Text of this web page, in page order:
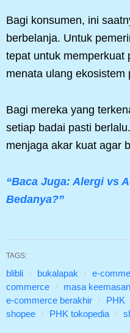
Bagi konsumen, ini
berbelanja. Untuk
tepat untuk memperkuat
menata ulang ekosistem
Bagi mereka yang
setiap badai pasti
menjaga akar kuat agar
“Baca Juga: Alergi vs
Bedanya?”
TAGS:
blibli bukalapak e-
commerce
masa
e-commerce berakhir
PHK
shopee
PHK tokopedia